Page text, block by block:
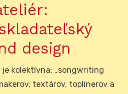
design
je kolektívna: „songwriting
textárov, toplinerov a